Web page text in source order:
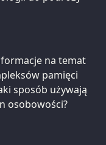
na temat
pamięci
sposób używają
osobowości?